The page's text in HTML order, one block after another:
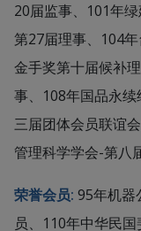
20届监事、101年
第27届理事、104
金手奖第十届候补
事、108年国品永
三届团体会员联谊
管理科学学会-第八
荣誉会员: 95年机器
员、110年中华民